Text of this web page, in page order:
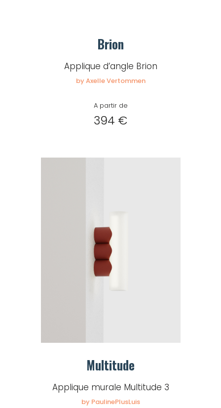
Brion
Applique d’angle Brion
by Axelle Vertommen
A partir de
394 €
Multitude
Applique murale Multitude 3
by PaulinePlusLuis